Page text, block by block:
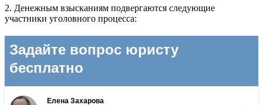
2. Денежным взысканиям подвергаются следующие
участники уголовного процесса: